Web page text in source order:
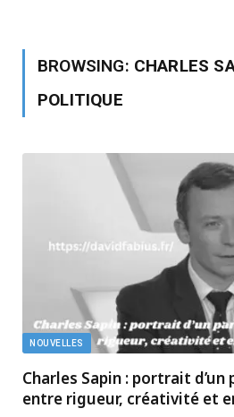
BROWSING: CHARLES
POLITIQUE
NOUVELLES
Charles Sapin : portrait
entre rigueur, créativité et